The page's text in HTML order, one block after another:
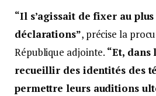
“Il s’agissait de fixer au
déclarations”, précise la
République adjointe. “Et, dans
recueillir des identités des
permettre leurs auditions